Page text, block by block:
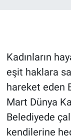
Kadınların
eşit haklara
hareket eden
Mart Dünya
Belediyede
kendilerine